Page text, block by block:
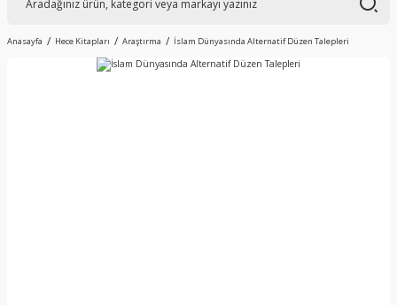
Anasayfa Hece Kitapları Araştırma İslam Dünyasında Alternatif Düzen Talepleri